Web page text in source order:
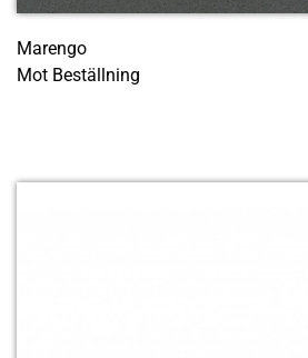
Marengo
Mot Beställning